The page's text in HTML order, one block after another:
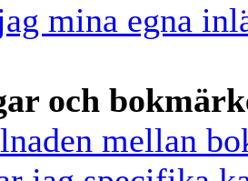
mina egna
och
mellan